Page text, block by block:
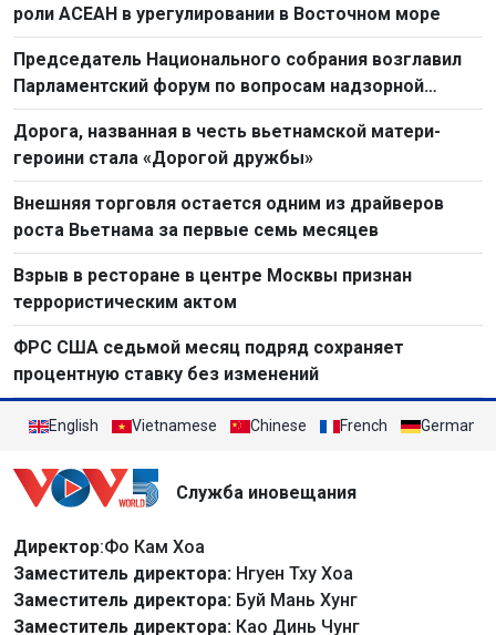
роли АСЕАН в урегулировании в Восточном море
Председатель Национального собрания возглавил
Парламентский форум по вопросам надзорной
деятельности 2026 г.
Дорога, названная в честь вьетнамской матери-
героини стала «Дорогой дружбы»
Внешняя торговля остается одним из драйверов
роста Вьетнама за первые семь месяцев
Взрыв в ресторане в центре Москвы признан
террористическим актом
ФРС США седьмой месяц подряд сохраняет
процентную ставку без изменений
English Vietnamese Chinese French German
Служба иновещания
Директор:Фо Кам Хоа
Заместитель директора: Нгуен Тху Хоа
Заместитель директора: Буй Мань Хунг
Заместитель директора: Као Динь Чунг